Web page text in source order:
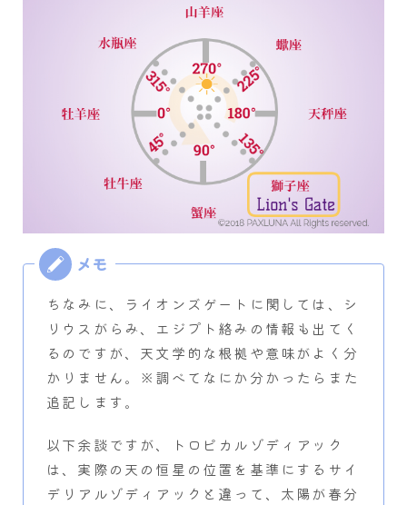
ちなみに、ライオンズゲートに関しては、シ
リウスがらみ、エジプト絡みの情報も出てく
るのですが、天文学的な根拠や意味がよく分
かりません。※調べてなにか分かったらまた
追記します。
以下余談ですが、トロピカルゾディアック
は、実際の天の恒星の位置を基準にするサイ
デリアルゾディアックと違って、太陽が春分